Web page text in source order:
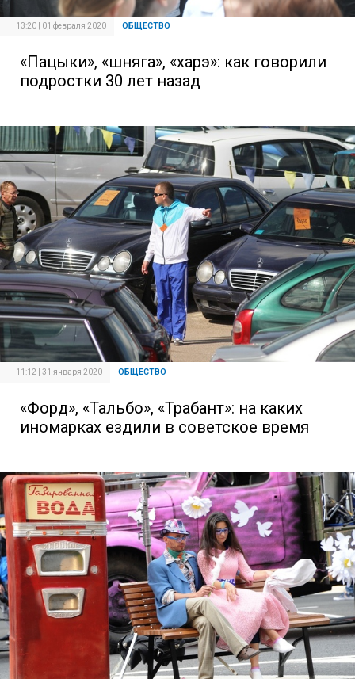
13:20 | 01 февраля 2020 ОБЩЕСТВО
«Пацыки», «шняга», «харэ»: как говорили
подростки 30 лет назад
11:12 | 31 января 2020 ОБЩЕСТВО
«Форд», «Тальбо», «Трабант»: на каких
иномарках ездили в советское время